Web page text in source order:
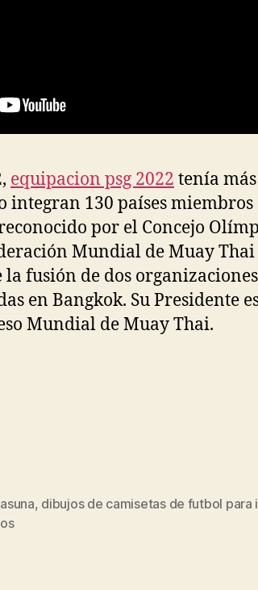
equipacion psg 2022 tenía
integran 130 países miembros
por el Concejo
Mundial de Muay
fusión de dos organizaciones
en Bangkok. Su Presidente
Mundial de Muay Thai.
, dibujos de camisetas de futbol para